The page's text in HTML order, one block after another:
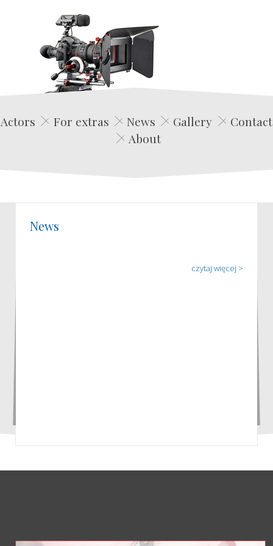
Edwin Film Agencja Aktorska
Actors For extras News Gallery
Contact
About
News
czytaj więcej >